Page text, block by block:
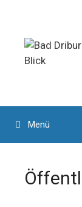
springen
Menü